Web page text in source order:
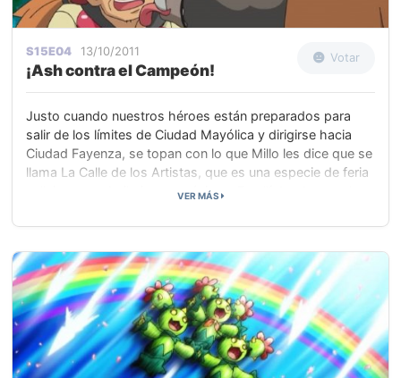
S15E04 13/10/2011
¡Ash contra el Campeón!
Votar
Justo cuando nuestros héroes están preparados para
salir de los límites de Ciudad Mayólica y dirigirse hacia
Ciudad Fayenza, se topan con lo que Millo les dice que se
llama La Calle de los Artistas, que es una especie de feria
callejera para bailarines y músicos. Es allí donde ven al
menos que a Mirto, el Campeón de la región de Teselia.
duro y hacerse fuerte como Entrenador para así, algún día
librar un combate.
VER MÁS